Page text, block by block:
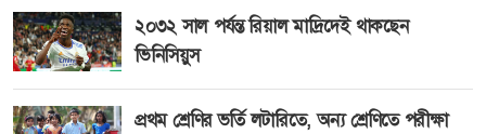
২০৩২ সাল পর্যন্ত রিয়াল মাদ্রিদেই থাকছেন
ভিনিসিয়ুস
প্রথম শ্রেণির ভর্তি লটারিতে, অন্য শ্রেণিতে পরীক্ষা